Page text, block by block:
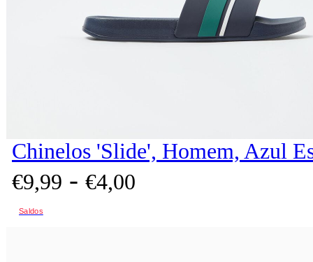
Chinelos 'Slide', Homem, Azul
€9,99 - €4,00
Saldos